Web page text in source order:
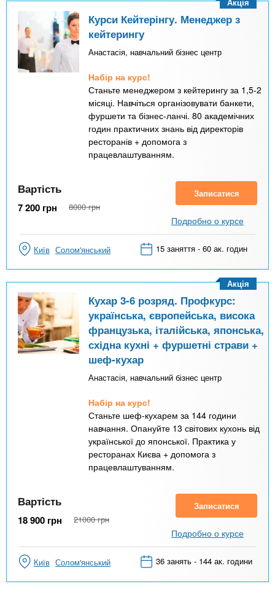
Курси Кейтерінгу. Менеджер з
кейтерингу
Анастасія, навчальний бізнес центр
Набір на курс!
Станьте менеджером з кейтерингу за 1,5-2
місяці. Навчіться організовувати банкети,
фуршети та бізнес-ланчі. 80 академічних
годин практичних знань від директорів
ресторанів + допомога з
працевлаштуванням.
Вартість
7 200 грн 8000 грн
Записатися
Подробно о курсе
Київ Солом'янський 15 заняття - 60 ак. годин
Кухар 3-6 розряд. Профкурс:
українська, європейська, висока
французька, італійська, японська,
східна кухні + фуршетні страви +
шеф-кухар
Анастасія, навчальний бізнес центр
Набір на курс!
Станьте шеф-кухарем за 144 години
навчання. Опануйте 13 світових кухонь від
української до японської. Практика у
ресторанах Києва + допомога з
працевлаштуванням.
Акція
Вартість
18 900 грн 21000 грн
Записатися
Подробно о курсе
Київ Солом'янський 36 занять - 144 ак. години